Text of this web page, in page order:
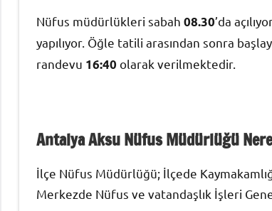
Nüfus müdürlükleri sabah 08.30’da
yapılıyor. Öğle tatili arasından sonra
randevu 16:40 olarak verilmektedir.
Antalya Aksu Nüfus Müdürlüğü
İlçe Nüfus Müdürlüğü; İlçede
Merkezde Nüfus ve vatandaşlık İşleri